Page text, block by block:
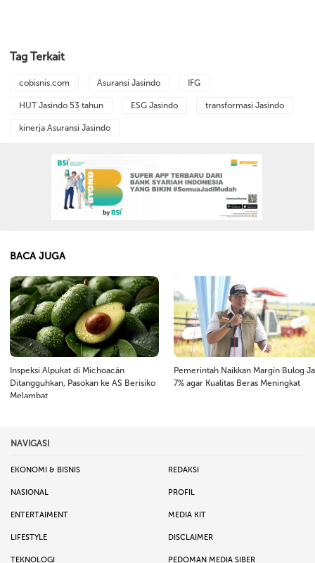
Tag Terkait
cobisnis.com Asuransi Jasindo IFG
HUT Jasindo 53 tahun ESG Jasindo transformasi Jasindo
kinerja Asuransi Jasindo
BACA JUGA
Inspeksi Alpukat di Michoacán
Ditangguhkan, Pasokan ke AS Berisiko
Melambat
Pemerintah Naikkan Margin Bulog
7% agar Kualitas Beras Meningkat
NAVIGASI
EKONOMI & BISNIS REDAKSI
NASIONAL PROFIL
ENTERTAIMENT MEDIA KIT
LIFESTYLE DISCLAIMER
TEKNOLOGI PEDOMAN MEDIA SIBER